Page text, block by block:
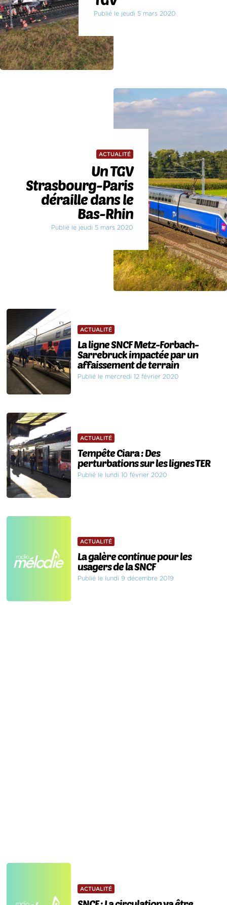
Publié le jeudi 5 mars 2020
ACTUALITÉ
Un TGV
Strasbourg-Paris
déraille dans le
Bas-Rhin
Publié le jeudi 5 mars 2020
ACTUALITÉ
La ligne SNCF Metz-Forbach-
Sarrebruck impactée par un
affaissement de terrain
Publié le mercredi 12 février 2020
ACTUALITÉ
Tempête Ciara : Des
perturbations sur les lignes TER
Publié le lundi 10 février 2020
ACTUALITÉ
La galère continue pour les
usagers de la SNCF
Publié le lundi 9 décembre 2019
ACTUALITÉ